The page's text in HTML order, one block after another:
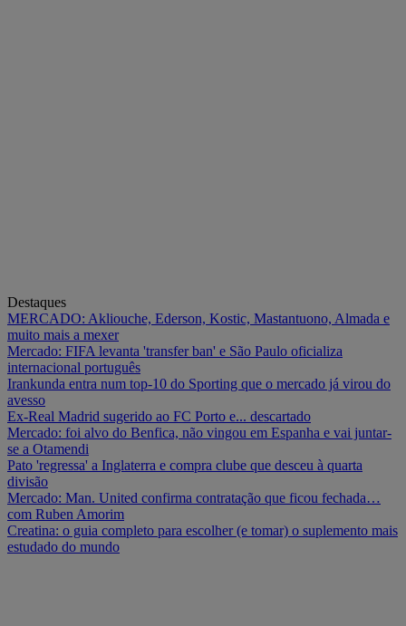
Destaques
MERCADO: Akliouche, Ederson, Kostic, Mastantuono, Almada e
muito mais a mexer
Mercado: FIFA levanta 'transfer ban' e São Paulo oficializa
internacional português
Irankunda entra num top-10 do Sporting que o mercado já virou do
avesso
Ex-Real Madrid sugerido ao FC Porto e... descartado
Mercado: foi alvo do Benfica, não vingou em Espanha e vai juntar-
se a Otamendi
Pato 'regressa' a Inglaterra e compra clube que desceu à quarta
divisão
Mercado: Man. United confirma contratação que ficou fechada…
com Ruben Amorim
Creatina: o guia completo para escolher (e tomar) o suplemento mais
estudado do mundo